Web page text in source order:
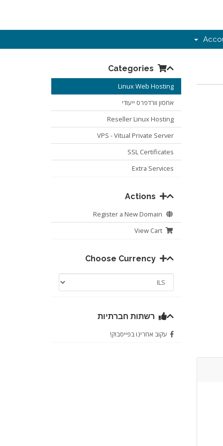
Categories
Linux Web Hosting
אחסון וורדפרס ייעודי
Reseller Linux Hosting
VPS - Vitual Private Server
SSL Certificates
Extra Services
View Cart
Choose Currency
רשתות חברתיות
עקוב אחרינו בפייסבוק!